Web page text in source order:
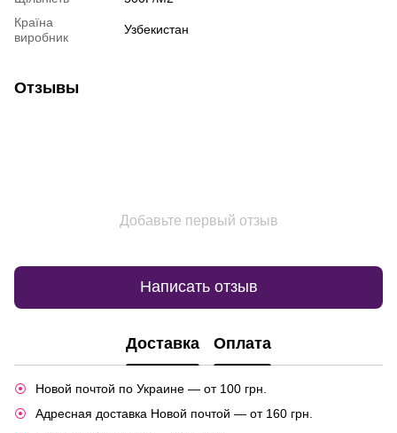
Країна
виробник
Узбекистан
Отзывы
Добавьте первый отзыв
Написать отзыв
Доставка Оплата
Новой почтой по Украине — от 100 грн.
Адресная доставка Новой почтой — от 160 грн.